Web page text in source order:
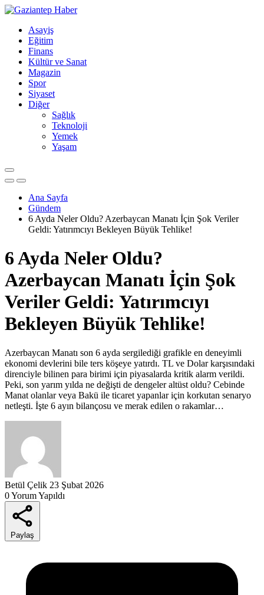
Asayiş
Eğitim
Finans
Kültür ve Sanat
Magazin
Spor
Siyaset
Diğer
Sağlık
Teknoloji
Yemek
Yaşam
Ana Sayfa
Gündem
6 Ayda Neler Oldu? Azerbaycan Manatı İçin Şok Veriler
Geldi: Yatırımcıyı Bekleyen Büyük Tehlike!
6 Ayda Neler Oldu?
Azerbaycan Manatı İçin Şok
Veriler Geldi: Yatırımcıyı
Bekleyen Büyük Tehlike!
Azerbaycan Manatı son 6 ayda sergilediği grafikle en deneyimli
ekonomi devlerini bile ters köşeye yatırdı. TL ve Dolar karşısındaki
direnciyle bilinen para birimi için piyasalarda kritik alarm verildi.
Peki, son yarım yılda ne değişti de dengeler altüst oldu? Cebinde
Manat olanlar veya Bakü ile ticaret yapanlar için korkutan senaryo
netleşti. İşte 6 ayın bilançosu ve merak edilen o rakamlar…
Betül Çelik 23 Şubat 2026
0 Yorum Yapıldı
Paylaş